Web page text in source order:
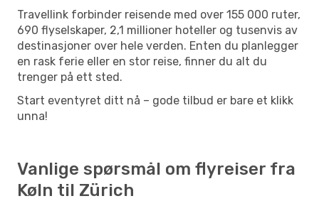
Travellink forbinder reisende med over 155 000 ruter,
690 flyselskaper, 2,1 millioner hoteller og tusenvis av
destinasjoner over hele verden. Enten du planlegger
en rask ferie eller en stor reise, finner du alt du
trenger på ett sted.
Start eventyret ditt nå – gode tilbud er bare et klikk
unna!
Vanlige spørsmål om flyreiser fra
Køln til Zürich